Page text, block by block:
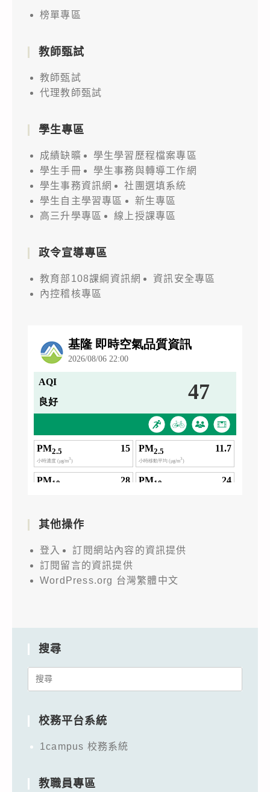
榜單專區
教師甄試
教師甄試
代理教師甄試
學生專區
成績缺曠
學生學習歷程檔案專區
學生手冊
學生事務與轉導工作網
學生事務資訊網
社團選填系統
學生自主學習專區
新生專區
高三升學專區
線上授課專區
政令宣導專區
教育部108課綱資訊網
資訊安全專區
內控稽核專區
其他操作
登入
訂閱網站內容的資訊提供
訂閱留言的資訊提供
WordPress.org 台灣繁體中文
搜尋
Search
校務平台系統
1campus 校務系統
教職員專區